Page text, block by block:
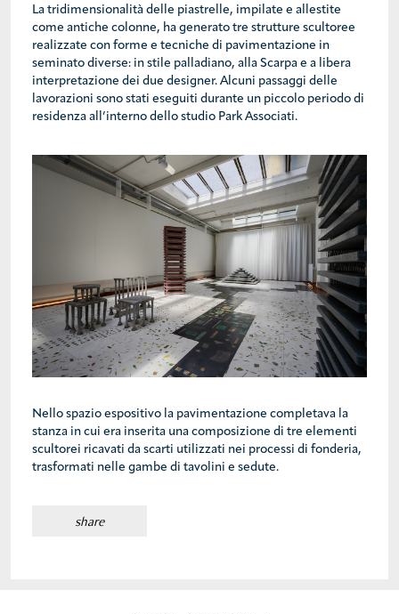
La tridimensionalità delle piastrelle, impilate e allestite
come antiche colonne, ha generato tre strutture scultoree
realizzate con forme e tecniche di pavimentazione in
seminato diverse: in stile palladiano, alla Scarpa e a libera
interpretazione dei due designer. Alcuni passaggi delle
lavorazioni sono stati eseguiti durante un piccolo periodo di
residenza all’interno dello studio Park Associati.
Nello spazio espositivo la pavimentazione completava la
stanza in cui era inserita una composizione di tre elementi
scultorei ricavati da scarti utilizzati nei processi di fonderia,
trasformati nelle gambe di tavolini e sedute.
share